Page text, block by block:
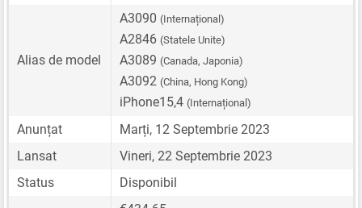
Alias de model
A3090 (Internațional)
A2846 (Statele Unite)
A3089 (Canada, Japonia)
A3092 (China, Hong Kong)
iPhone15,4 (Internațional)
Anunțat
Marți, 12 Septembrie 2023
Lansat
Vineri, 22 Septembrie 2023
Status
Disponibil